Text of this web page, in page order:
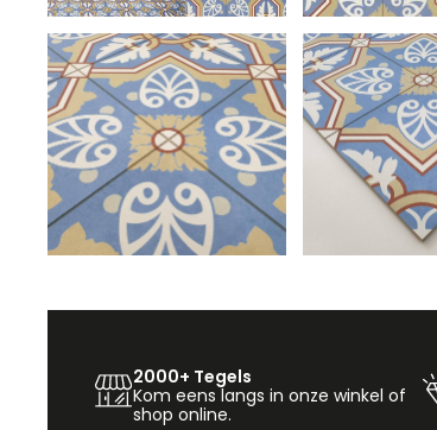
2000+ Tegels
Kom eens langs in onze winkel of
shop online.